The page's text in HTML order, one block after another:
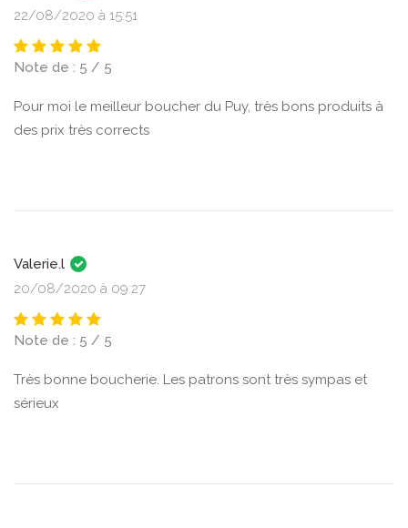
22/08/2020 à 15:51
Note de : 5 / 5
Pour moi le meilleur boucher du Puy, très bons produits à
des prix très corrects
Valerie.l
20/08/2020 à 09:27
Note de : 5 / 5
Très bonne boucherie. Les patrons sont très sympas et
sérieux